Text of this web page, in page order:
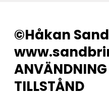
©Håkan
TILLSTÅND